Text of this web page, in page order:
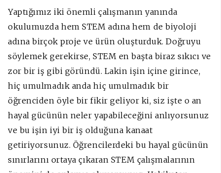
Yaptığımız iki önemli çalışmanın yanında
okulumuzda hem STEM adına hem de biyoloji
adına birçok proje ve ürün oluşturduk. Doğruyu
söylemek gerekirse, STEM en başta biraz sıkıcı ve
zor bir iş gibi göründü. Lakin işin içine girince,
hiç umulmadık anda hiç umulmadık bir
öğrenciden öyle bir fikir geliyor ki, siz işte o an
hayal gücünün neler yapabileceğini anlıyorsunuz
ve bu işin iyi bir iş olduğuna kanaat
getiriyorsunuz. Öğrencilerdeki bu hayal gücünün
sınırlarını ortaya çıkaran STEM çalışmalarının